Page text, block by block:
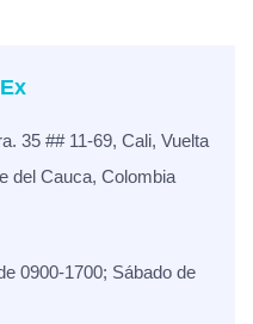
35 ## 11-69, Cali, Vuelta
del Cauca, Colombia
0900-1700; Sábado de